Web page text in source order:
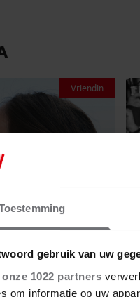
gebruik van uw
onze 1022 partners
om informatie op uw
Vriendin